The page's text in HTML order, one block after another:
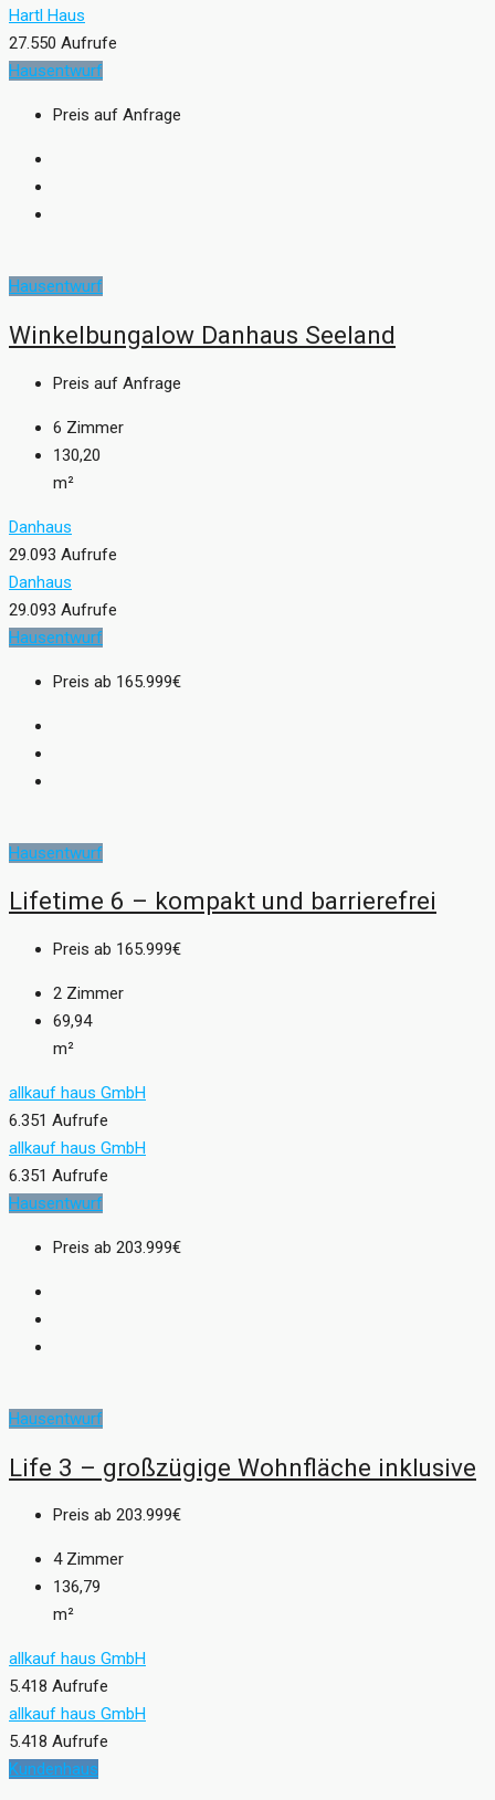
Hartl Haus
27.550 Aufrufe
Hausentwurf
Preis auf Anfrage
Hausentwurf
Winkelbungalow Danhaus Seeland
Preis auf Anfrage
6 Zimmer
130,20
m²
Danhaus
29.093 Aufrufe
Danhaus
29.093 Aufrufe
Hausentwurf
Preis ab 165.999€
Hausentwurf
Lifetime 6 – kompakt und barrierefrei
Preis ab 165.999€
2 Zimmer
69,94
m²
allkauf haus GmbH
6.351 Aufrufe
allkauf haus GmbH
6.351 Aufrufe
Hausentwurf
Preis ab 203.999€
Hausentwurf
Life 3 – großzügige Wohnfläche inklusive
Preis ab 203.999€
4 Zimmer
136,79
m²
allkauf haus GmbH
5.418 Aufrufe
allkauf haus GmbH
5.418 Aufrufe
Kundenhaus